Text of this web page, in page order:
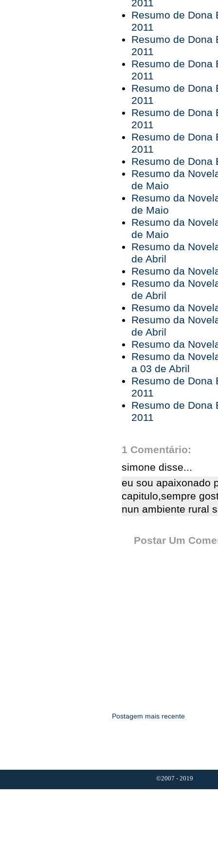
2011
Resumo de Dona
2011
Resumo de Dona
2011
Resumo de Dona
2011
Resumo de Dona
2011
Resumo de Dona
2011
Resumo de Dona
2011
Resumo de Dona
Resumo da
de Maio
Resumo da
de Maio
Resumo da
de Maio
Resumo da
de Abril
Resumo da
Resumo da
de Abril
Resumo da
Resumo da
de Abril
Resumo da
Resumo da
a 03 de Abril
Resumo de Dona
2011
Resumo de Dona
2011
1 Comentário:
simone disse...
eu sou apaixonado
capitulo,sempre
nun ambiente rural
Postar Um
Postagem mais recente
©2007 - 2019